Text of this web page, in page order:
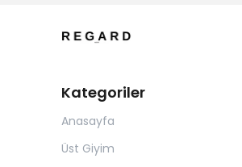
Kategoriler
Anasayfa
Üst Giyim